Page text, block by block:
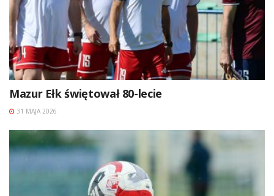
Mazur Ełk świętował 80-lecie
31 MAJA 2026